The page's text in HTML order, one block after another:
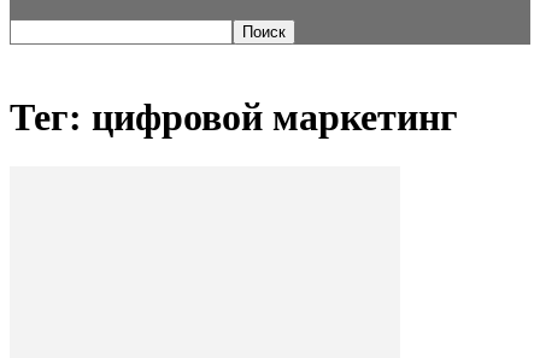
Тег: цифровой маркетинг